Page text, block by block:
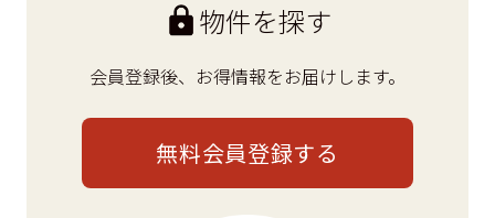
物件を探す
会員登録後、 お得情報をお届けします。
無料会員登録する